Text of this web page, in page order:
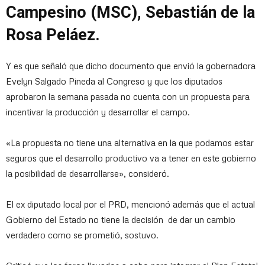
Campesino (MSC), Sebastián de la
Rosa Peláez.
Y es que señaló que dicho documento que envió la gobernadora
Evelyn Salgado Pineda al Congreso y que los diputados
aprobaron la semana pasada no cuenta con un propuesta para
incentivar la producción y desarrollar el campo.
«La propuesta no tiene una alternativa en la que podamos estar
seguros que el desarrollo productivo va a tener en este gobierno
la posibilidad de desarrollarse», consideró.
El ex diputado local por el PRD, mencionó además que el actual
Gobierno del Estado no tiene la decisión de dar un cambio
verdadero como se prometió, sostuvo.